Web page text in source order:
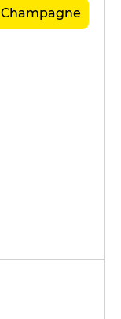
Champagne